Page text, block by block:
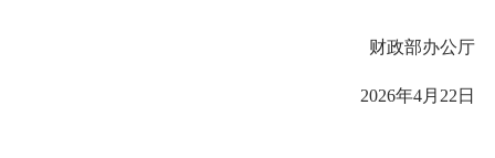
财政部办公厅
2026年4月22日